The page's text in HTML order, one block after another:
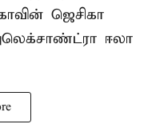
ஜெசிகா
ஈலா